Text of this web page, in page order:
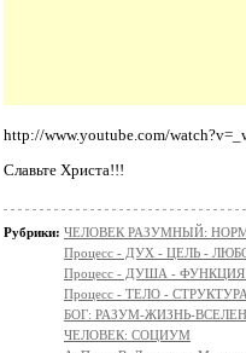
http://www.youtube.com/
Славьте Христа!!!
Рубрики: ЧЕЛОВЕК РАЗУМНЫЙ: НОРМА
Процесс - ДУХ - ЦЕЛЬ -
Процесс - ДУША -
Процесс - ТЕЛО -
БОГ: РАЗУМ-ЖИЗНЬ-
ЧЕЛОВЕК: СОЦИУМ